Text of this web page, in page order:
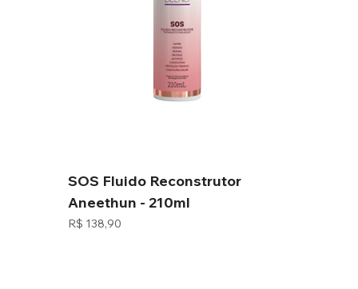
SOS Fluido Reconstrutor
Aneethun - 210ml
Preço
R$ 138,90